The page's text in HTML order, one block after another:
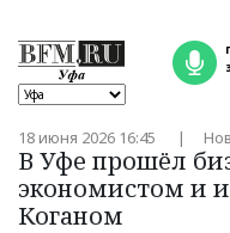
18 июня 2026 16:45
В Уфе прошёл
экономистом и
Коганом